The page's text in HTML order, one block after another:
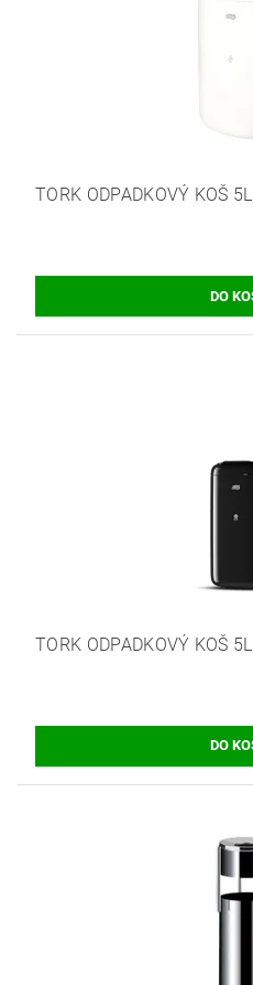
TORK ODPADKOVÝ KOŠ 5L
TORK ODPADKOVÝ KOŠ 5L